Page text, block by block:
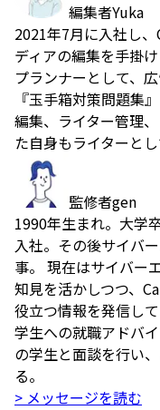
編集者Yuka
2021年7月に入社し
ディアの編集を手掛
プランナーとして、
『玉手箱対策問題集
編集、ライター管理
た自身もライターと
監修者gen
1990年生まれ。大学
入社。その後サイバ
事。 現在はサイバー
知見を活かしつつ、
役立つ情報を発信し
学生への就職アドバ
の学生と面談を行い
る。
> メッセージを読む